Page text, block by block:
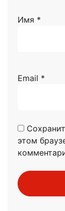
Имя *
Email *
этом